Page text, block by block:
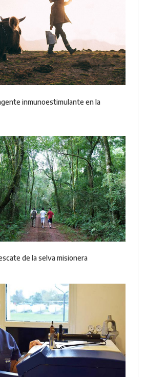
inmunoestimulante en la
de la selva misionera